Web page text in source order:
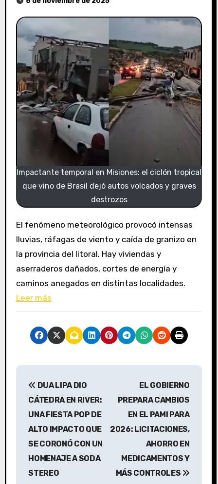
Impactante temporal en Misiones: el ciclón tropical
que vino de Brasil dejó autos volcados y graves
destrozos
El fenómeno meteorológico provocó intensas
lluvias, ráfagas de viento y caída de granizo en
la provincia del litoral. Hay viviendas y
aserraderos dañados, cortes de energía y
caminos anegados en distintas localidades.
Leer más
N
DUA LIPA DIO
CÁTEDRA EN RIVER:
UNA FIESTA POP DE
ALTO IMPACTO QUE
SE CORONÓ CON UN
HOMENAJE A SODA
STEREO
EL GOBIERNO
PREPARA CAMBIOS
EN EL PAMI PARA
2026: LICITACIONES,
AHORRO EN
MEDICAMENTOS Y
MÁS CONTROLES